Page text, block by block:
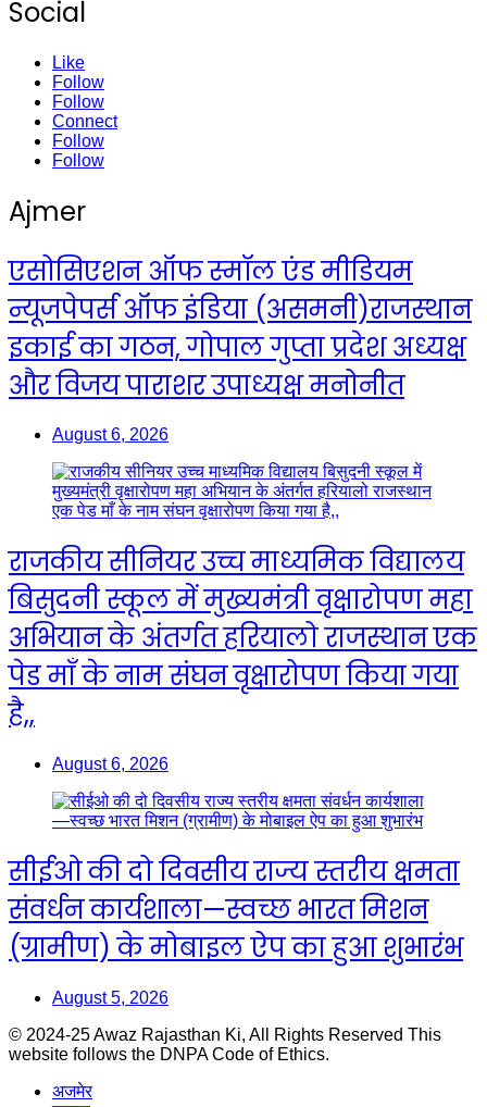
Social
Like
Follow
Follow
Connect
Follow
Follow
Ajmer
एसोसिएशन ऑफ स्मॉल एंड मीडियम
न्यूजपेपर्स ऑफ इंडिया (असमनी)राजस्थान
इकाई का गठन, गोपाल गुप्ता प्रदेश अध्यक्ष
और विजय पाराशर उपाध्यक्ष मनोनीत
August 6, 2026
राजकीय सीनियर उच्च माध्यमिक विद्यालय
बिसुदनी स्कूल में मुख्यमंत्री वृक्षारोपण महा
अभियान के अंतर्गत हरियालो राजस्थान एक
पेड माँ के नाम संघन वृक्षारोपण किया गया
है,,
August 6, 2026
सीईओ की दो दिवसीय राज्य स्तरीय क्षमता
संवर्धन कार्यशाला—स्वच्छ भारत मिशन
(ग्रामीण) के मोबाइल ऐप का हुआ शुभारंभ
August 5, 2026
© 2024-25 Awaz Rajasthan Ki, All Rights Reserved This
website follows the DNPA Code of Ethics.
अजमेर